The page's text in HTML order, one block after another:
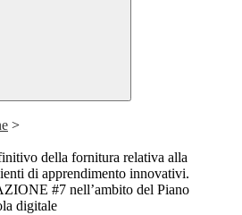
>
della fornitura relativa alla
di apprendimento innovativi.
#7 nell’ambito del Piano
digitale